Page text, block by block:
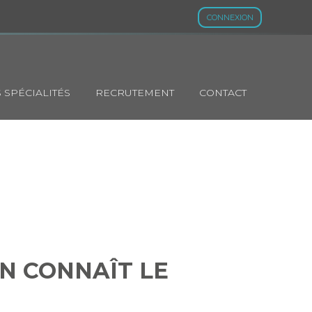
CONNEXION
SPÉCIALITÉS RECRUTEMENT CONTACT
CONNAÎT LE